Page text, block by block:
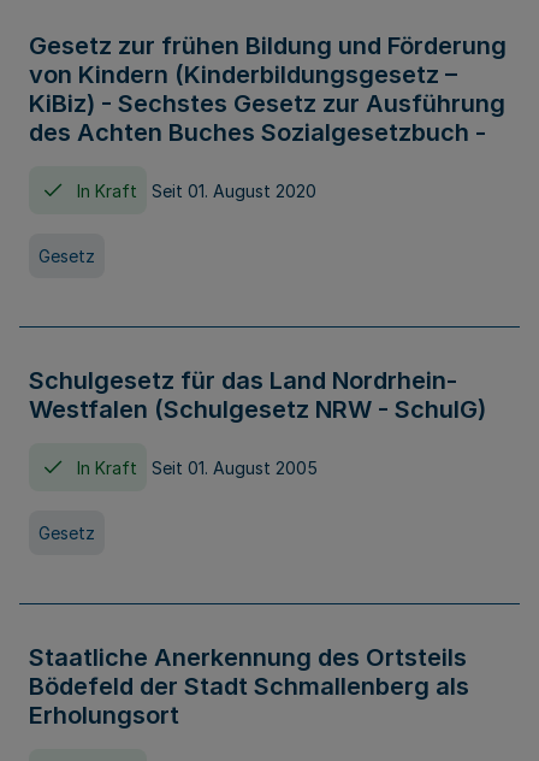
Gesetz zur frühen Bildung und Förderung
von Kindern (Kinderbildungsgesetz –
KiBiz) - Sechstes Gesetz zur Ausführung
des Achten Buches Sozialgesetzbuch -
In Kraft Seit 01. August 2020
Gesetz
Schulgesetz für das Land Nordrhein-
Westfalen (Schulgesetz NRW - SchulG)
In Kraft Seit 01. August 2005
Gesetz
Staatliche Anerkennung des Ortsteils
Bödefeld der Stadt Schmallenberg als
Erholungsort